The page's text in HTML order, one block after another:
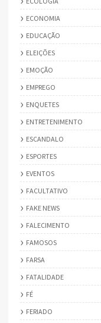
ECONOMIA
EDUCAÇÃO
ELEIÇÕES
EMOÇÃO
EMPREGO
ENQUETES
ENTRETENIMENTO
ESCANDALO
ESPORTES
EVENTOS
FACULTATIVO
FAKE NEWS
FALECIMENTO
FAMOSOS
FARSA
FATALIDADE
FÉ
FERIADO